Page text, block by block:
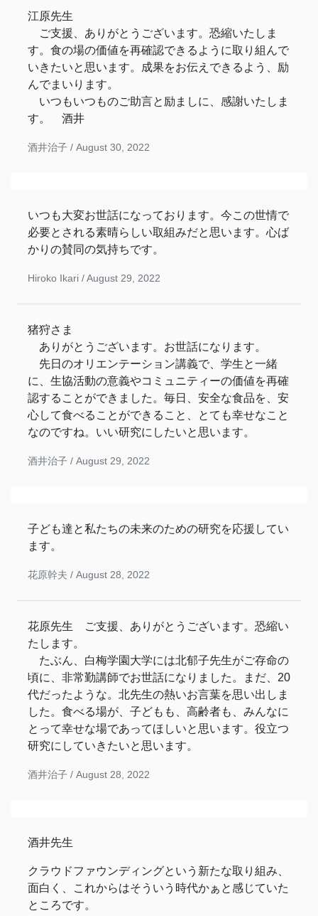
江原先生
ご支援、ありがとうございます。恐縮いたしま
す。食の場の価値を再確認できるように取り組んで
いきたいと思います。成果をお伝えできるよう、励
んでまいります。
いつもいつものご助言と励ましに、感謝いたしま
す。 酒井
酒井治子 / August 30, 2022
いつも大変お世話になっております。今この世情で
必要とされる素晴らしい取組みだと思います。心ば
かりの賛同の気持ちです。
Hiroko Ikari /August 29, 2022
猪狩さま
ありがとうございます。お世話になります。
先日のオリエンテーション講義で、学生と一緒
に、生協活動の意義やコミュニティーの価値を再確
認することができました。毎日、安全な食品を、安
心して食べることができること、とても幸せなこと
なのですね。いい研究にしたいと思います。
酒井治子 / August 29, 2022
子ども達と私たちの未来のための研究を応援してい
ます。
花原幹夫 / August 28, 2022
花原先生 ご支援、ありがとうございます。恐縮い
たします。
たぶん、白梅学園大学には北郁子先生がご存命の
頃に、非常勤講師でお世話になりました。まだ、20
代だったような。北先生の熱いお言葉を思い出しま
した。食べる場が、子どもも、高齢者も、みんなに
とって幸せな場であってほしいと思います。役立つ
研究にしていきたいと思います。
酒井治子 / August 28, 2022
酒井先生
クラウドファウンディングという新たな取り組み、
面白く、これからはそういう時代かぁと感じていた
ところです。